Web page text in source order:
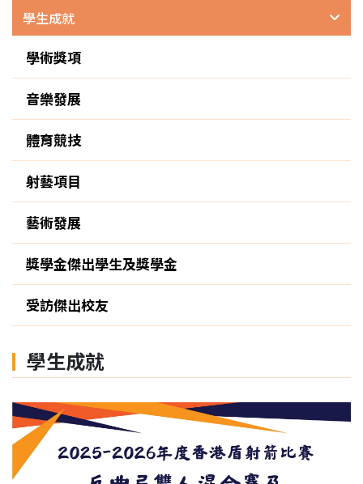
學生成就
學術獎項
音樂發展
體育競技
射藝項目
藝術發展
獎學金傑出學生及獎學金
受訪傑出校友
學生成就